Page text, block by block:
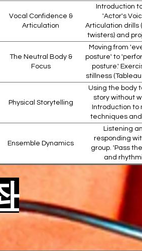
7-12
13-18
Exercises in
the scenic space
blocking
Vocal Confidence &
Articulation
Introduction
'Actor's
Articulation drills
twisters) and
games to
confidence
straining the
The Neutral Body &
Focus
Moving from
posture' to
posture.'
stillness
and physical
create a neutral
point.
Physical Storytelling
Using the body
story without
Introduction to
techniques
gesture to
meaning to an
Ensemble Dynamics
Listening
responding
group. 'Pass
and
coordination
to develop
and reduce
distraction.
Character & Imagination
Introduction to
movements to
different ways of
and moving
stage.
Entrance & Exit
The technical
of entering a
character and
without
character.